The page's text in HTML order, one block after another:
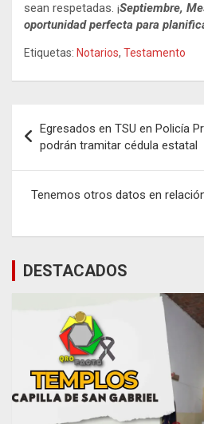
sean respetadas. ¡Septiembre,
oportunidad perfecta para
Etiquetas: Notarios, Testamento
de
entradas
Egresados en TSU en Policía
podrán tramitar cédula estatal
Tenemos otros datos en
DESTACADOS